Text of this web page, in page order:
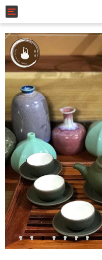
Toggle navigation